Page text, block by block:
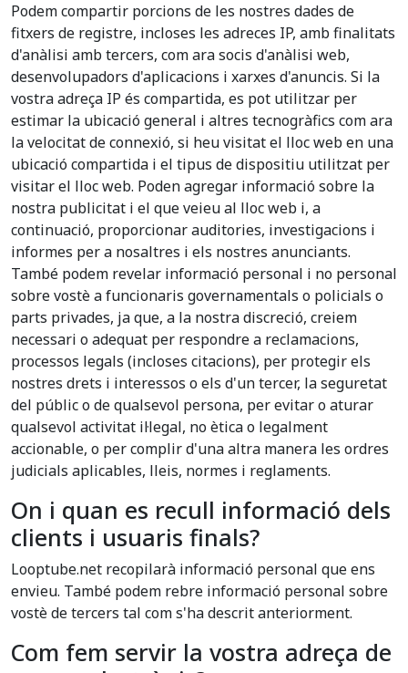
Podem compartir porcions de les nostres dades de
fitxers de registre, incloses les adreces IP, amb finalitats
d'anàlisi amb tercers, com ara socis d'anàlisi web,
desenvolupadors d'aplicacions i xarxes d'anuncis. Si la
vostra adreça IP és compartida, es pot utilitzar per
estimar la ubicació general i altres tecnogràfics com ara
la velocitat de connexió, si heu visitat el lloc web en una
ubicació compartida i el tipus de dispositiu utilitzat per
visitar el lloc web. Poden agregar informació sobre la
nostra publicitat i el que veieu al lloc web i, a
continuació, proporcionar auditories, investigacions i
informes per a nosaltres i els nostres anunciants.
També podem revelar informació personal i no personal
sobre vostè a funcionaris governamentals o policials o
parts privades, ja que, a la nostra discreció, creiem
necessari o adequat per respondre a reclamacions,
processos legals (incloses citacions), per protegir els
nostres drets i interessos o els d'un tercer, la seguretat
del públic o de qualsevol persona, per evitar o aturar
qualsevol activitat il·legal, no ètica o legalment
accionable, o per complir d'una altra manera les ordres
judicials aplicables, lleis, normes i reglaments.
On i quan es recull informació dels
clients i usuaris finals?
Looptube.net recopilarà informació personal que ens
envieu. També podem rebre informació personal sobre
vostè de tercers tal com s'ha descrit anteriorment.
Com fem servir la vostra adreça de